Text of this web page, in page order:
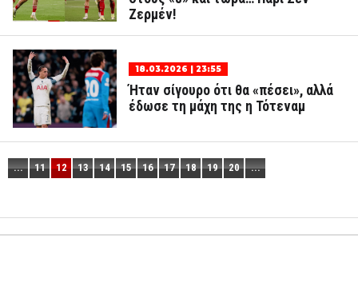
Ζερμέν!
18.03.2026 | 23:55
Ήταν σίγουρο ότι θα «πέσει», αλλά
έδωσε τη μάχη της η Τότεναμ
... 11 12 13 14 15 16 17 18 19 20 ...